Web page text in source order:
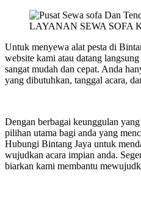
LAYANAN SEWA SOFA
Untuk menyewa alat pesta di
website kami atau datang
sangat mudah dan cepat. Anda
yang dibutuhkan, tanggal acara,
Dengan berbagai keunggulan
pilihan utama bagi anda yang
Hubungi Bintang Jaya untuk
wujudkan acara impian anda.
biarkan kami membantu